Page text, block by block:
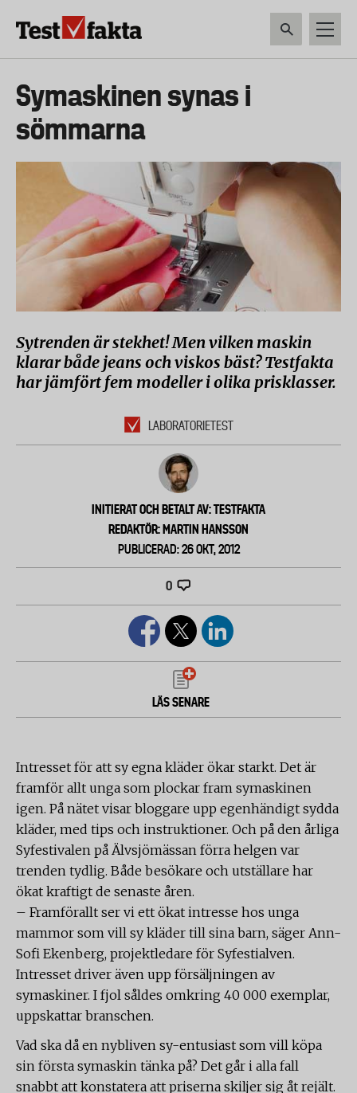
Huvudmeny
ny
Symaskinen synas i
sömmarna
Sytrenden är stekhet! Men vilken maskin
klarar både jeans och viskos bäst? Testfakta
har jämfört fem modeller i olika prisklasser.
LABORATORIETEST
INITIERAT OCH BETALT AV: TESTFAKTA
REDAKTÖR: MARTIN HANSSON
PUBLICERAD: 26 OKT, 2012
0
LÄS SENARE
Intresset för att sy egna kläder ökar starkt. Det är
framför allt unga som plockar fram symaskinen
igen. På nätet visar bloggare upp egenhändigt sydda
kläder, med tips och instruktioner. Och på den årliga
Syfestivalen på Älvsjömässan förra helgen var
trenden tydlig. Både besökare och utställare har
ökat kraftigt de senaste åren.
– Framförallt ser vi ett ökat intresse hos unga
mammor som vill sy kläder till sina barn, säger Ann-
Sofi Ekenberg, projektledare för Syfestialven.
Intresset driver även upp försäljningen av
symaskiner. I fjol såldes omkring 40 000 exemplar,
uppskattar branschen.
Vad ska då en nybliven sy-entusiast som vill köpa
sin första symaskin tänka på? Det går i alla fall
snabbt att konstatera att priserna skiljer sig åt rejält.